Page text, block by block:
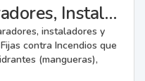
Fabricantes, Reparadores, Instaladores y Mantenedores de Instalaciones Fijas contra Incendios.
instaladores y
contra Incendios que
(mangueras),